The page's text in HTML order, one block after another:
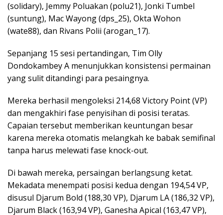
(solidary), Jemmy Poluakan (polu21), Jonki Tumbel
(suntung), Mac Wayong (dps_25), Okta Wohon
(wate88), dan Rivans Polii (arogan_17).
Sepanjang 15 sesi pertandingan, Tim Olly
Dondokambey A menunjukkan konsistensi permainan
yang sulit ditandingi para pesaingnya.
Mereka berhasil mengoleksi 214,68 Victory Point (VP)
dan mengakhiri fase penyisihan di posisi teratas.
Capaian tersebut memberikan keuntungan besar
karena mereka otomatis melangkah ke babak semifinal
tanpa harus melewati fase knock-out.
Di bawah mereka, persaingan berlangsung ketat.
Mekadata menempati posisi kedua dengan 194,54 VP,
disusul Djarum Bold (188,30 VP), Djarum LA (186,32 VP),
Djarum Black (163,94 VP), Ganesha Apical (163,47 VP),